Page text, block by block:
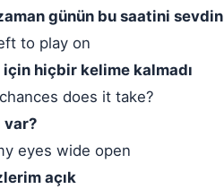
günün bu saatini sevdin
to play on
için hiçbir kelime kalmadı
does it take?
var?
eyes wide open
açık